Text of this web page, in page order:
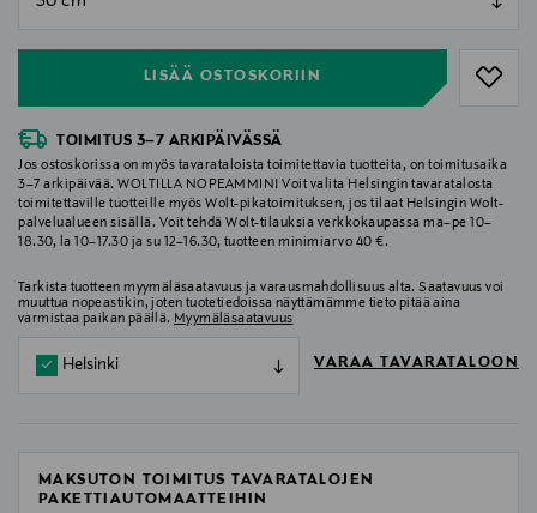
LISÄÄ OSTOSKORIIN
TOIMITUS 3–7 ARKIPÄIVÄSSÄ
Jos ostoskorissa on myös tavarataloista toimitettavia tuotteita, on toimitusaika
3–7 arkipäivää. WOLTILLA NOPEAMMIN! Voit valita Helsingin tavaratalosta
toimitettaville tuotteille myös Wolt-pikatoimituksen, jos tilaat Helsingin Wolt-
palvelualueen sisällä. Voit tehdä Wolt-tilauksia verkkokaupassa ma–pe 10–
18.30, la 10–17.30 ja su 12–16.30, tuotteen minimiarvo 40 €.
Tarkista tuotteen myymäläsaatavuus ja varausmahdollisuus alta. Saatavuus voi
muuttua nopeastikin, joten tuotetiedoissa näyttämämme tieto pitää aina
varmistaa paikan päällä. Myymäläsaatavuus
Helsinki VARAA TAVARATALOON
MAKSUTON TOIMITUS TAVARATALOJEN
PAKETTIAUTOMAATTEIHIN